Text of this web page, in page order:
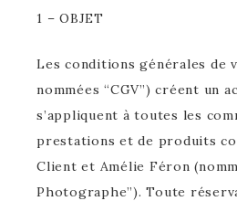
1 – OBJET
Les conditions générales de
nommées “CGV”) créent un
s’appliquent à toutes les
prestations et de produits
Client et Amélie Féron
Photographe”). Toute